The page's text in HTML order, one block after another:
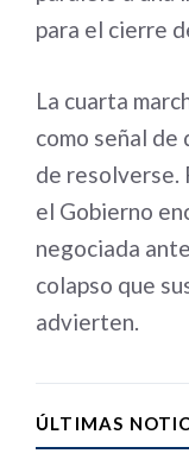
para el cierre
La cuarta
como señal
de resolverse.
el Gobierno
negociada
colapso que
advierten.
ÚLTIMAS